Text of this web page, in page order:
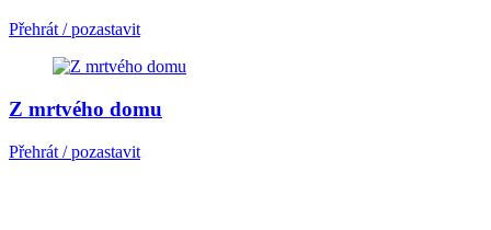
Přehrát / pozastavit
Z mrtvého domu
Přehrát / pozastavit